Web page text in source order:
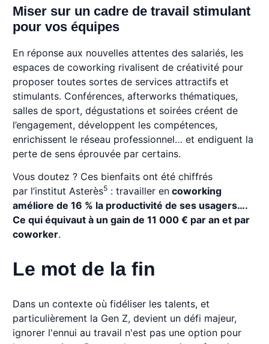
Miser sur un cadre de travail stimulant
pour vos équipes
En réponse aux nouvelles attentes des salariés, les
espaces de coworking rivalisent de créativité pour
proposer toutes sortes de services attractifs et
stimulants. Conférences, afterworks thématiques,
salles de sport, dégustations et soirées créent de
l’engagement, développent les compétences,
enrichissent le réseau professionnel… et endiguent la
perte de sens éprouvée par certains.
Vous doutez ? Ces bienfaits ont été chiffrés
par l’institut Asterès5 : travailler en coworking
améliore de 16 % la productivité de ses usagers….
Ce qui équivaut à un gain de 11 000 € par an et par
coworker.
Le mot de la fin
Dans un contexte où fidéliser les talents, et
particulièrement la Gen Z, devient un défi majeur,
ignorer l'ennui au travail n'est pas une option pour